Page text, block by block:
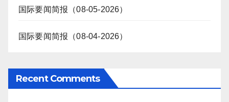
国际要闻简报（08-05-2026）
国际要闻简报（08-04-2026）
Recent Comments